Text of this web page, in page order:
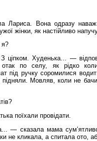
Лариса. Вона одразу
жінки, як настійливо
ціпком. Худенька... —
по селу, як рідко
під ручку соромилися
Мовляв, коли не
поїхали провідати.
— сказала мама
не кликала, а спитала